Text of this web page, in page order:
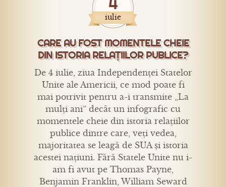
4
iulie
CARE AU FOST MOMENTELE CHEIE
DIN ISTORIA RELAȚIILOR PUBLICE?
De 4 iulie, ziua Independenței Statelor
Unite ale Americii, ce mod poate fi
mai potrivit pentru a-i transmite „La
mulți ani” decât un infografic cu
momentele cheie din istoria relațiilor
publice dintre care, veți vedea,
majoritatea se leagă de SUA și istoria
acestei națiuni. Fără Statele Unite nu i-
am fi avut pe Thomas Payne,
Benjamin Franklin, William Seward